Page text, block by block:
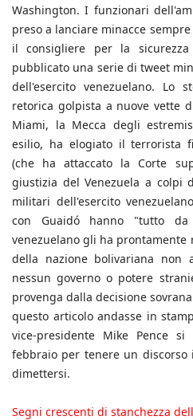
Washington. I funzionari
preso a lanciare minacce
il consigliere per la
pubblicato una serie di tweet
dell'esercito venezuelano. Lo
retorica golpista a nuove vette
Miami, la Mecca degli
esilio, ha elogiato il terrorista
(che ha attaccato la Corte
giustizia del Venezuela a colpi
militari dell'esercito
con Guaidó hanno "tutto da
venezuelano gli ha prontamente
della nazione bolivariana non
nessun governo o potere
provenga dalla decisione
questo articolo andasse in
vice-presidente Mike Pence
febbraio per tenere un
dimettersi.
Segni crescenti di stanchezza